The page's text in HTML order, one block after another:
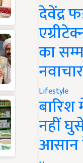
देवेंद्र
का
Lifestyle
नहीं
आसान